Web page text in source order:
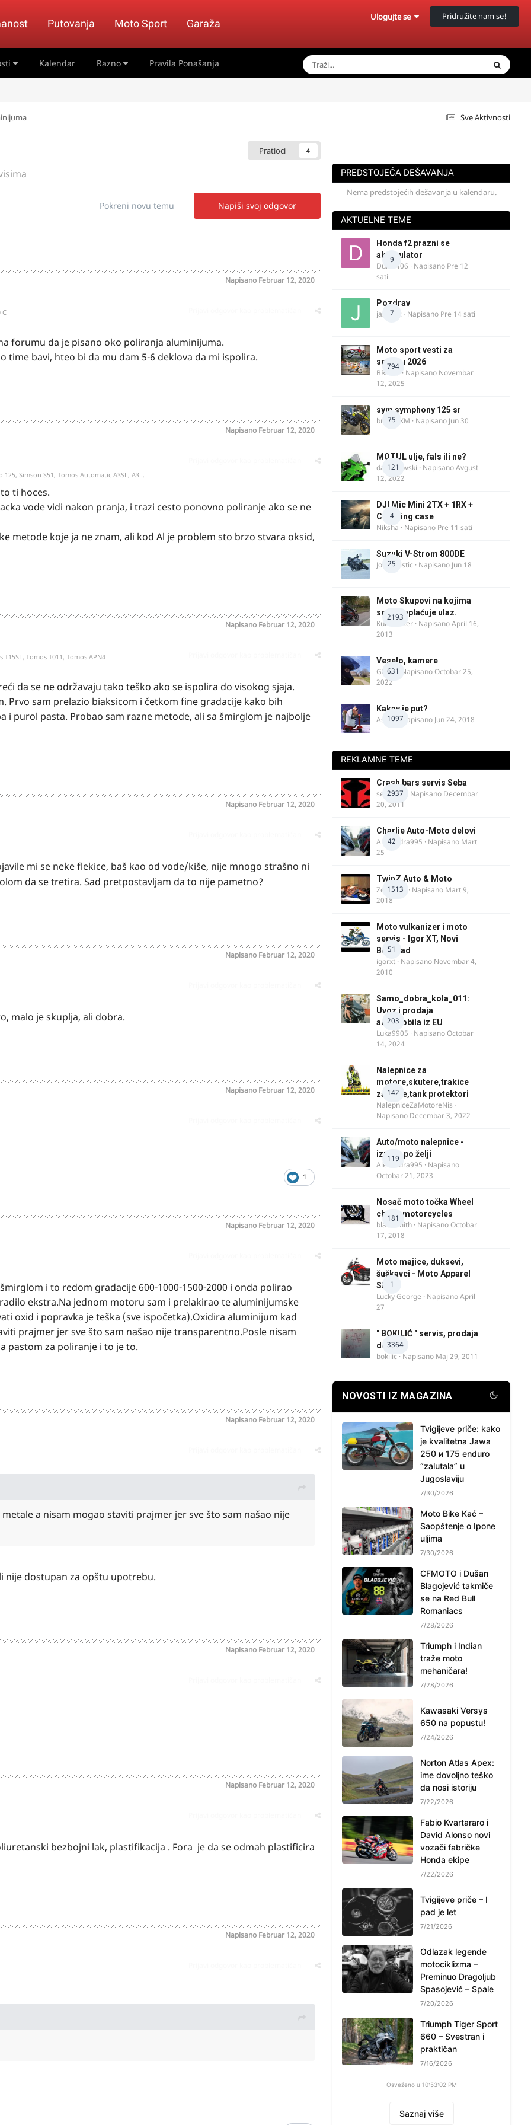
Putovanja Moto Sport Garaža
Ulogujte se Pridružite nam se!
Kalendar Razno Pravila Ponašanja
Sve Aktivnosti
Pratioci 4
Napiši svoj odgovor
Pokreni novu temu
Napisano Februar 12, 2020
C
forumu da je pisano oko poliranja aluminijuma.
time bavi, hteo bi da mu dam 5-6 deklova da mi ispolira.
Napisano Februar 12, 2020
125, Simson S51, Tomos Automatic A3SL, A3...
ti hoces.
vode vidi nakon pranja, i trazi cesto ponovno poliranje ako se ne
metode koje ja ne znam, ali kod Al je problem sto brzo stvara oksid,
Napisano Februar 12, 2020
T15SL, Tomos T011, Tomos APN4
da se ne održavaju tako teško ako se ispolira do visokog sjaja.
sam prelazio biaksicom i četkom fine gradacije kako bih
purol pasta. Probao sam razne metode, ali sa šmirglom je najbolje
Napisano Februar 12, 2020
mi se neke flekice, baš kao od vode/kiše, nije mnogo strašno ni
da se tretira. Sad pretpostavljam da to nije pametno?
Napisano Februar 12, 2020
malo je skuplja, ali dobra.
Napisano Februar 12, 2020
1
Napisano Februar 12, 2020
i to redom gradacije 600-1000-1500-2000 i onda polirao
ekstra.Na jednom motoru sam i prelakirao te aluminijumske
oxid i popravka je teška (sve ispočetka).Oxidira aluminijum kad
prajmer jer sve što sam našao nije transparentno.Posle nisam
pastom za poliranje i to je to.
Napisano Februar 12, 2020
a nisam mogao staviti prajmer jer sve što sam našao nije
dostupan za opštu upotrebu.
Napisano Februar 12, 2020
Napisano Februar 12, 2020
bezbojni lak, plastifikacija . Fora je da se odmah plastificira
Napisano Februar 12, 2020
PREDSTOJEĆA DEŠAVANJA
Nema predstojećih dešavanja u kalendaru.
AKTUELNE TEME
9
Honda f2 prazni se
akomulator
Dule1406 · Napisano Pre 12
sati
7
Pozdrav
jasminc · Napisano Pre 14 sati
794
Moto sport vesti za
sezonu 2026
BRACO · Napisano Novembar
12, 2025
75
sym symphony 125 sr
brankoXM · Napisano Jun 30
121
MOTUL ulje, fals ili ne?
dalipopovski · NapisanoAvgust
12, 2022
4
DJI Mic Mini 2TX + 1RX +
Charging case
Niksha · Napisano Pre 11 sati
25
Suzuki V-Strom 800DE
Jovan Ristic · Napisano Jun 18
2193
Moto Skupovi na kojima
se ne naplaćuje ulaz.
Kum_Mixer · NapisanoApril 16,
2013
631
Veselo, kamere
GR 46· NapisanoOctobar 25,
2022
1097
Kakav je put?
Astral· Napisano Jun 24, 2018
REKLAMNE TEME
2937
Crash bars servis Seba
seba011 · Napisano Decembar
20, 2011
42
Charlie Auto-Moto delovi
Alexandra995 · Napisano Mart
25
1513
TwinZ Auto & Moto
Zeljkamp · Napisano Mart 9,
2018
51
Moto vulkanizer i moto
servis - Igor XT, Novi
Beograd
igorxt · Napisano Novembar 4,
2010
203
Samo_dobra_kola_011:
Uvoz i prodaja
automobila iz EU
Luka9905 · NapisanoOctobar
14, 2024
142
Nalepnice za
motore,skutere,trakice
za felne,tank protektori
NalepniceZaMotoreNis ·
Napisano Decembar 3, 2022
119
Auto/moto nalepnice -
izrada po želji
Alexandra995 · Napisano
Octobar 21, 2023
181
Nosač moto točka Wheel
chock motorcycles
blacksmith · NapisanoOctobar
17, 2018
1
Moto majice, duksevi,
šuškavci - Moto Apparel
SRB
Lucky George · NapisanoApril
27
3364
" BOKILIĆ " servis, prodaja
delova
bokilic · Napisano Maj 29, 2011
NOVOSTI IZ MAGAZINA
Tvigijeve priče: kako
je kvalitetna Jawa
250 и 175 enduro
“zalutala” u
Jugoslaviju
7/30/2026
Moto Bike Kać –
Saopštenje o Ipone
uljima
7/30/2026
CFMOTO i Dušan
Blagojević takmiče
se na Red Bull
Romaniacs
7/28/2026
Triumph i Indian
traže moto
mehaničara!
7/28/2026
Kawasaki Versys
650 na popustu!
7/24/2026
Norton Atlas Apex:
ime dovoljno teško
da nosi istoriju
7/22/2026
Fabio Kvartararo i
David Alonso novi
vozači fabričke
Honda ekipe
7/22/2026
Tvigijeve priče – I
pad je let
7/21/2026
Odlazak legende
motociklizma –
Preminuo Dragoljub
Spasojević – Spale
7/20/2026
Triumph Tiger Sport
660 – Svestran i
praktičan
7/16/2026
Osveženo u 10:53:02 PM
Saznaj više